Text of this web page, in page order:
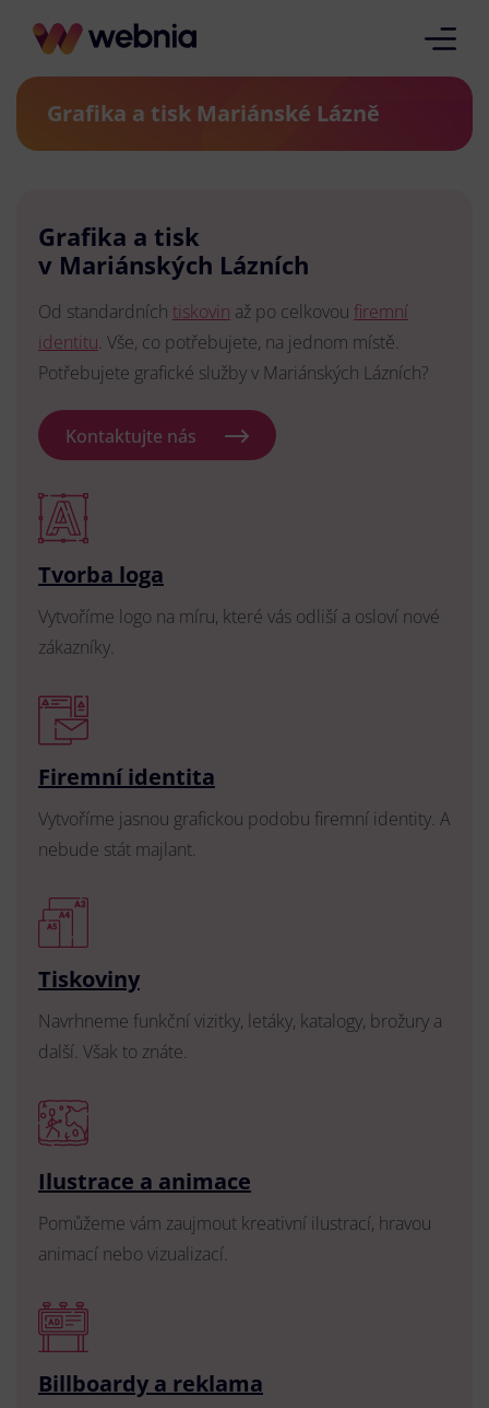
Grafika a tisk Mariánské Lázně
Grafika a tisk
v Mariánských Lázních
Od standardních tiskovin až po celkovou firemní
identitu. Vše, co potřebujete, na jednom místě.
Potřebujete grafické služby v Mariánských Lázních?
Kontaktujte nás
Tvorba loga
Vytvoříme logo na míru, které vás odliší a osloví nové
zákazníky.
Firemní identita
Vytvoříme jasnou grafickou podobu firemní identity. A
nebude stát majlant.
Tiskoviny
Navrhneme funkční vizitky, letáky, katalogy, brožury a
další. Však to znáte.
Ilustrace a animace
Pomůžeme vám zaujmout kreativní ilustrací, hravou
animací nebo vizualizací.
Billboardy a reklama